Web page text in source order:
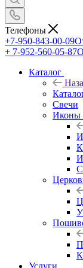
Телефоны
+7-950-843-00-09
+ 7-952-560-05-87
Каталог
Свечи
Иконы
Услуги